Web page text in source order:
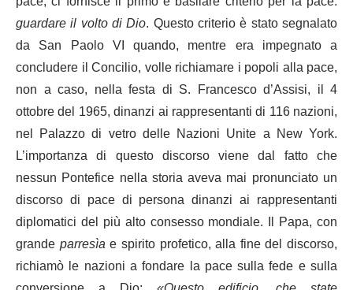
guardare il volto di Dio. Questo criterio è stato segnalato
da San Paolo VI quando, mentre era impegnato a
concludere il Concilio, volle richiamare i popoli alla pace,
non a caso, nella festa di S. Francesco d’Assisi, il 4
ottobre del 1965, dinanzi ai rappresentanti di 116 nazioni,
nel Palazzo di vetro delle Nazioni Unite a New York.
L’importanza di questo discorso viene dal fatto che
nessun Pontefice nella storia aveva mai pronunciato un
discorso di pace di persona dinanzi ai rappresentanti
diplomatici del più alto consesso mondiale. Il Papa, con
grandeparresìae spirito profetico, alla fine del discorso,
richiamò le nazioni a fondare la pace sulla fede e sulla